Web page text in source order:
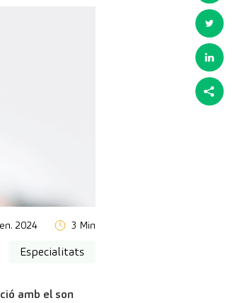
2024 3 Min
Especialitats
amb el son